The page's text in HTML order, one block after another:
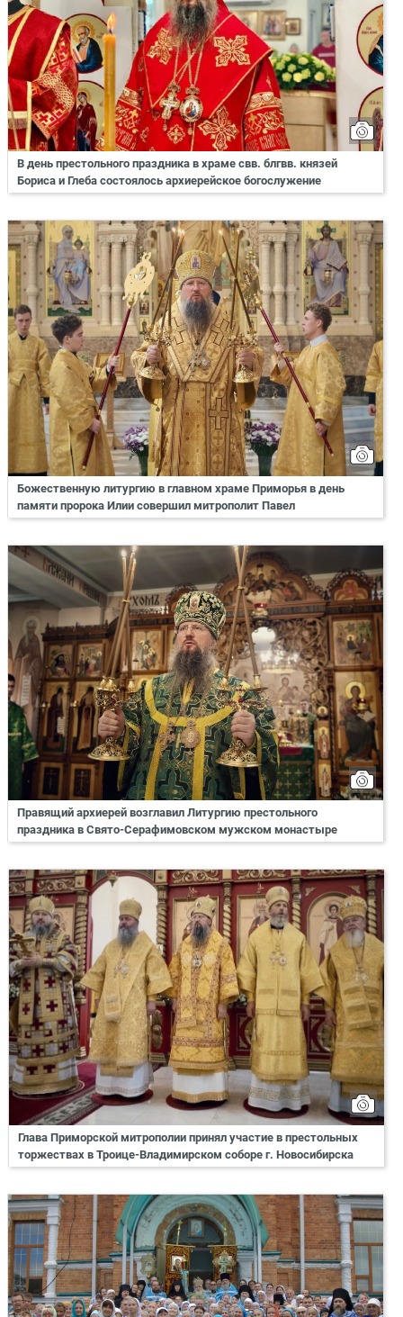
В день престольного праздника в храме свв. блгвв. князей
Бориса и Глеба состоялось архиерейское богослужение
Божественную литургию в главном храме Приморья в день
памяти пророка Илии совершил митрополит Павел
Правящий архиерей возглавил Литургию престольного
праздника в Свято-Серафимовском мужском монастыре
Глава Приморской митрополии принял участие в престольных
торжествах в Троице-Владимирском соборе г. Новосибирска